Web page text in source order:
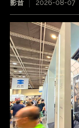
影音 2026-08-07